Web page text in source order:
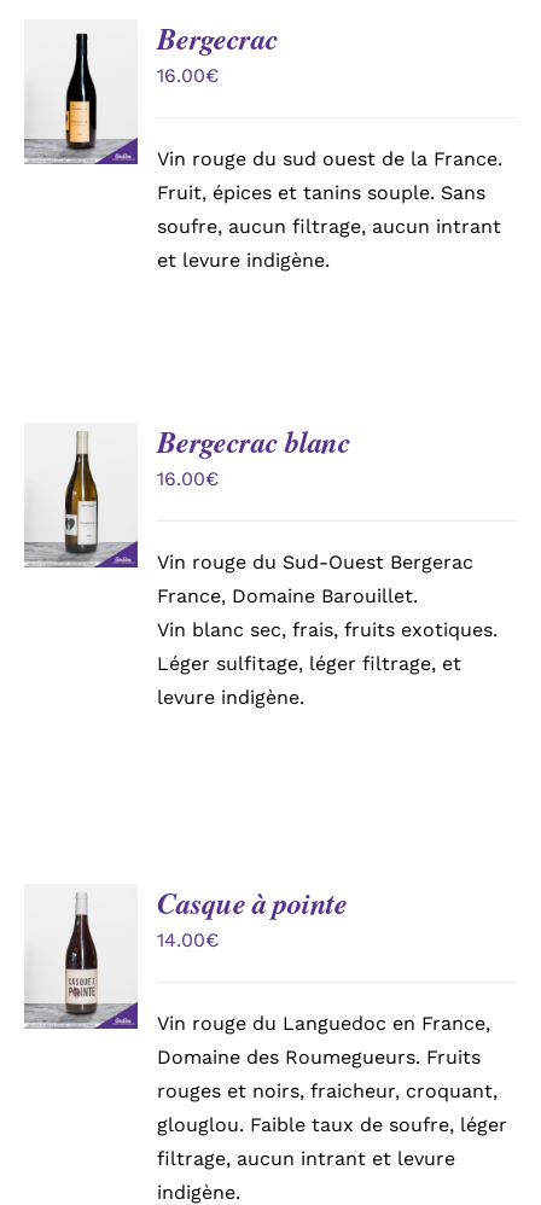
Mon compte
Panier
AJOUTER
AU
PANIER
/
DÉTAILS
Bergecrac
16.00€
Vin rouge du sud ouest de la France.
Fruit, épices et tanins souple. Sans
soufre, aucun filtrage, aucun intrant
et levure indigène.
AJOUTER
AU
PANIER
/
DÉTAILS
Bergecrac blanc
16.00€
Vin rouge du Sud-Ouest Bergerac
France, Domaine Barouillet.
Vin blanc sec, frais, fruits exotiques.
Léger sulfitage, léger filtrage, et
levure indigène.
AJOUTER
AU
PANIER
/
DÉTAILS
Casque à pointe
14.00€
Vin rouge du Languedoc en France,
Domaine des Roumegueurs. Fruits
rouges et noirs, fraicheur, croquant,
glouglou. Faible taux de soufre, léger
filtrage, aucun intrant et levure
indigène.